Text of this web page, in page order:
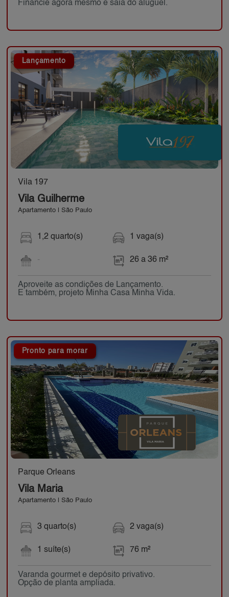
Financie agora mesmo e saia do aluguel.
Lançamento
Vila 197
Vila Guilherme
Apartamento | São Paulo
1,2 quarto(s)
-
1 vaga(s)
26 a 36 m²
Aproveite as condições de Lançamento.
E também, projeto Minha Casa Minha Vida.
Pronto para morar
Parque Orleans
Vila Maria
Apartamento | São Paulo
3 quarto(s)
1 suíte(s)
2 vaga(s)
76 m²
Varanda gourmet e depósito privativo.
Opção de planta ampliada.